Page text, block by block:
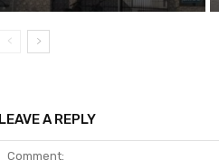
LEAVE A REPLY